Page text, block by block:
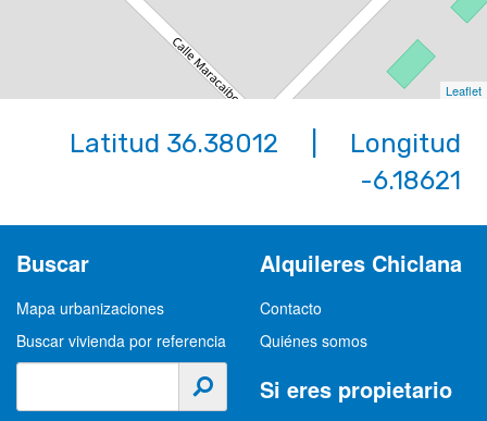
Leaflet
Latitud 36.38012 | Longitud
-6.18621
Buscar
Mapa urbanizaciones
Buscar vivienda por referencia
Alquileres Chiclana
Contacto
Quiénes somos
Si eres propietario